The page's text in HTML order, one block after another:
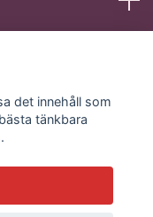
det innehåll som
tänkbara